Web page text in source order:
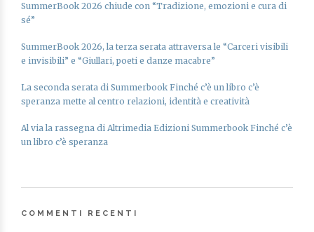
SummerBook 2026 chiude con “Tradizione, emozioni e cura di
sé”
SummerBook 2026, la terza serata attraversa le “Carceri visibili
e invisibili” e “Giullari, poeti e danze macabre”
La seconda serata di Summerbook Finché c’è un libro c’è
speranza mette al centro relazioni, identità e creatività
Al via la rassegna di Altrimedia Edizioni Summerbook Finché c’è
un libro c’è speranza
COMMENTI RECENTI